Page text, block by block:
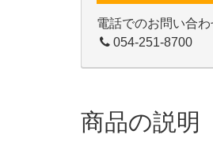
電話でのお問い合
054-251-8700
商品の説明